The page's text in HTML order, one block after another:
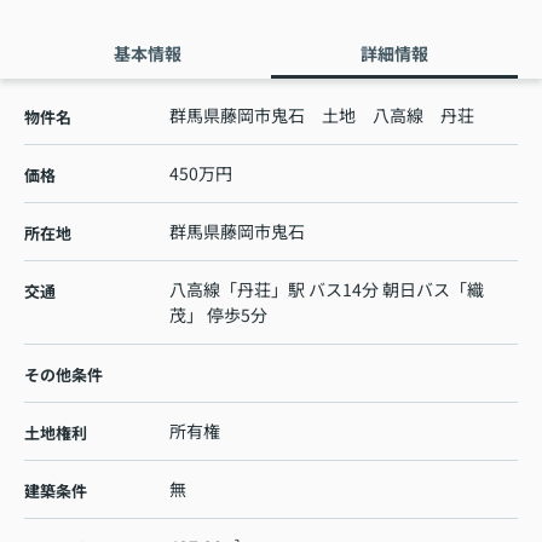
基本情報 詳細情報
物件名 群馬県藤岡市鬼石 土地 八高線 丹荘
価格 450万円
所在地 群馬県藤岡市鬼石
交通 八高線 「丹荘」駅 バス14分 朝日バス「織
茂」 停歩5分
その他条件
土地権利 所有権
建築条件 無